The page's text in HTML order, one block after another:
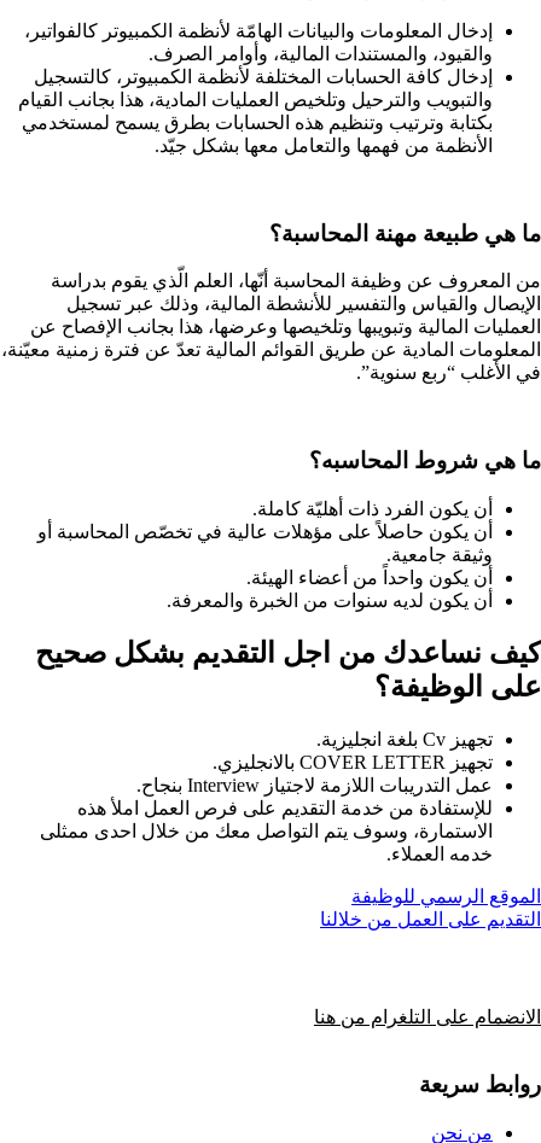
إدخال المعلومات والبيانات الهامّة لأنظمة الكمبيوتر كالفواتير،
والقيود، والمستندات المالية، وأوامر الصرف.
إدخال كافة الحسابات المختلفة لأنظمة الكمبيوتر، كالتسجيل
والتبويب والترحيل وتلخيص العمليات المادية، هذا بجانب القيام
بكتابة وترتيب وتنظيم هذه الحسابات بطرق يسمح لمستخدمي
الأنظمة من فهمها والتعامل معها بشكل جيّد.
ما هي طبيعة مهنة المحاسبة؟
من المعروف عن وظيفة المحاسبة أنّها، العلم الّذي يقوم بدراسة
الإيصال والقياس والتفسير للأنشطة المالية، وذلك عبر تسجيل
العمليات المالية وتبويبها وتلخيصها وعرضها، هذا بجانب الإفصاح عن
المعلومات المادية عن طريق القوائم المالية تعدّ عن فترة زمنية معيّنة،
في الأغلب “ربع سنوية”.
ما هي شروط المحاسبه؟
أن يكون الفرد ذات أهليّة كاملة.
أن يكون حاصلاً على مؤهلات عالية في تخصّص المحاسبة أو
وثيقة جامعية.
أن يكون واحداً من أعضاء الهيئة.
أن يكون لديه سنوات من الخبرة والمعرفة.
كيف نساعدك من اجل التقديم بشكل صحيح
على الوظيفة؟​
تجهيز Cv بلغة انجليزية.
تجهيز COVER LETTER بالانجليزي.
عمل التدريبات اللازمة لاجتياز Interview بنجاح.
للإستفادة من خدمة التقديم على فرص العمل املأ هذه
الاستمارة، وسوف يتم التواصل معك من خلال احدى ممثلى
خدمه العملاء.
الموقع الرسمي للوظيفة
التقديم على العمل من خلالنا
الانضمام على التلغرام من هنا
روابط سريعة
من نحن